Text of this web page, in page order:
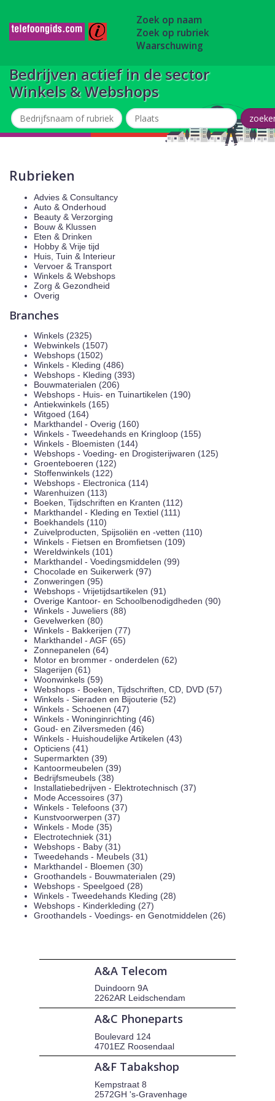
Zoek op naam
Zoek op rubriek
Waarschuwing
Bedrijven actief in de sector
Winkels & Webshops
Rubrieken
Advies & Consultancy
Auto & Onderhoud
Beauty & Verzorging
Bouw & Klussen
Eten & Drinken
Hobby & Vrije tijd
Huis, Tuin & Interieur
Vervoer & Transport
Winkels & Webshops
Zorg & Gezondheid
Overig
Branches
Winkels (2325)
Webwinkels (1507)
Webshops (1502)
Winkels - Kleding (486)
Webshops - Kleding (393)
Bouwmaterialen (206)
Webshops - Huis- en Tuinartikelen (190)
Antiekwinkels (165)
Witgoed (164)
Markthandel - Overig (160)
Winkels - Tweedehands en Kringloop (155)
Winkels - Bloemisten (144)
Webshops - Voeding- en Drogisterijwaren (125)
Groenteboeren (122)
Stoffenwinkels (122)
Webshops - Electronica (114)
Warenhuizen (113)
Boeken, Tijdschriften en Kranten (112)
Markthandel - Kleding en Textiel (111)
Boekhandels (110)
Zuivelproducten, Spijsoliën en -vetten (110)
Winkels - Fietsen en Bromfietsen (109)
Wereldwinkels (101)
Markthandel - Voedingsmiddelen (99)
Chocolade en Suikerwerk (97)
Zonweringen (95)
Webshops - Vrijetijdsartikelen (91)
Overige Kantoor- en Schoolbenodigdheden (90)
Winkels - Juweliers (88)
Gevelwerken (80)
Winkels - Bakkerijen (77)
Markthandel - AGF (65)
Zonnepanelen (64)
Motor en brommer - onderdelen (62)
Slagerijen (61)
Woonwinkels (59)
Webshops - Boeken, Tijdschriften, CD, DVD (57)
Winkels - Sieraden en Bijouterie (52)
Winkels - Schoenen (47)
Winkels - Woninginrichting (46)
Goud- en Zilversmeden (46)
Winkels - Huishoudelijke Artikelen (43)
Opticiens (41)
Supermarkten (39)
Kantoormeubelen (39)
Bedrijfsmeubels (38)
Installatiebedrijven - Elektrotechnisch (37)
Mode Accessoires (37)
Winkels - Telefoons (37)
Kunstvoorwerpen (37)
Winkels - Mode (35)
Electrotechniek (31)
Webshops - Baby (31)
Tweedehands - Meubels (31)
Markthandel - Bloemen (30)
Groothandels - Bouwmaterialen (29)
Webshops - Speelgoed (28)
Winkels - Tweedehands Kleding (28)
Webshops - Kinderkleding (27)
Groothandels - Voedings- en Genotmiddelen (26)
A&A Telecom
Duindoorn 9A
2262AR Leidschendam
A&C Phoneparts
Boulevard 124
4701EZ Roosendaal
A&F Tabakshop
Kempstraat 8
2572GH 's-Gravenhage